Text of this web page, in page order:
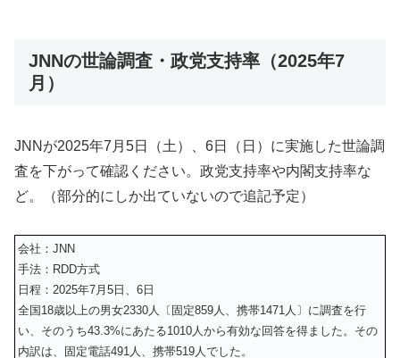
JNNの世論調査・政党支持率（2025年7
月）
JNNが2025年7 月5日（土）、6日（日） に実施した世論調
査を下がって確認ください。政党支持率や内閣支持率な
ど。（部分的にしか出ていないので追記予定）
会社：JNN
手法：RDD方式
日程：2025年7月5日、6日
全国18歳以上の男女2330人〔固定859人、携帯1471人〕に調査を行
い、そのうち43.3%にあたる1010人から有効な回答を得ました。その
内訳は、固定電話491人、携帯519人でした。